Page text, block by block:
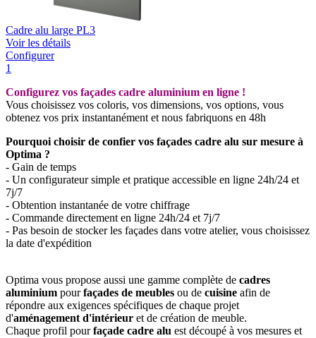
Cadre alu large PL3
Voir les détails
Configurer
1
Configurez vos façades cadre aluminium en ligne !
Vous choisissez vos coloris, vos dimensions, vos options, vous
obtenez vos prix instantanément et nous fabriquons en 48h
Pourquoi choisir de confier vos façades cadre alu sur mesure à
Optima ?
- Gain de temps
- Un configurateur simple et pratique accessible en ligne 24h/24 et
7j/7
- Obtention instantanée de votre chiffrage
- Commande directement en ligne 24h/24 et 7j/7
- Pas besoin de stocker les façades dans votre atelier, vous choisissez
la date d'expédition
Optima vous propose aussi une gamme complète de cadres
aluminium pourfaçades de meubles ou de cuisine afin de
répondre aux exigences spécifiques de chaque projet
d'aménagement d'intérieur et de création de meuble.
Chaque profil pourfaçade cadre alu est découpé à vos mesures et